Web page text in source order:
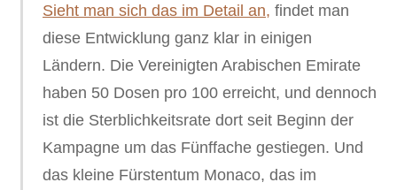
Sieht man sich das im Detail an, findet man
diese Entwicklung ganz klar in einigen
Ländern. Die Vereinigten Arabischen Emirate
haben 50 Dosen pro 100 erreicht, und dennoch
ist die Sterblichkeitsrate dort seit Beginn der
Kampagne um das Fünffache gestiegen. Und
das kleine Fürstentum Monaco, das im